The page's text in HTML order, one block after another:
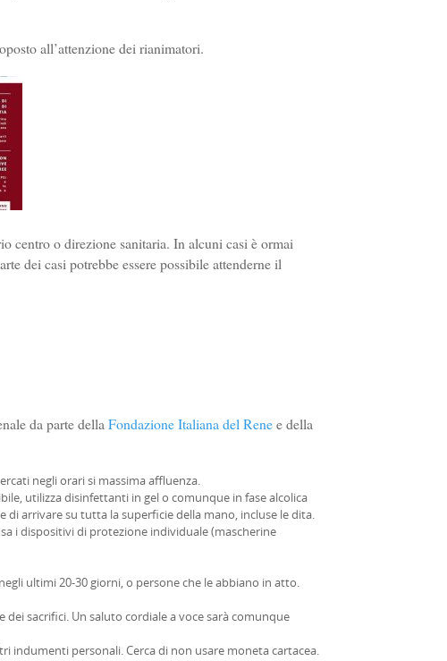
all’attenzione dei rianimatori.
centro o direzione sanitaria. In alcuni casi è ormai
dei casi potrebbe essere possibile attenderne il
da parte della Fondazione Italiana del Renee della
negli orari si massima affluenza.
utilizza disinfettanti in gel o comunque in fase alcolica
arrivare su tutta la superficie della mano, incluse le dita.
i dispositivi di protezione individuale (mascherine
negli ultimi 20-30 giorni, o persone che le abbiano in atto.
sacrifici. Un saluto cordiale a voce sarà comunque
indumenti personali. Cerca di non usare moneta cartacea.